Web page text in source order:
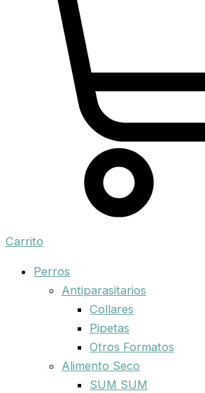
Carrito
Perros
Antiparasitarios
Collares
Pipetas
Otros Formatos
Alimento Seco
SUM SUM